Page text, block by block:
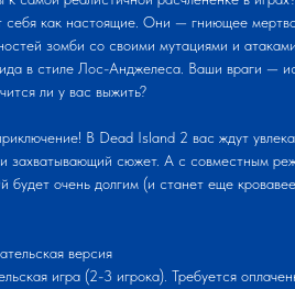
себя как настоящие. Они — гниющее
зомби со своими мутациями и
в стиле Лос-Анджелеса. Ваши враги —
ли у вас выжить?
В Dead Island 2 вас ждут
захватывающий сюжет. А с совместным
очень долгим (и станет еще
версия
игра (2-3 игрока). Требуется